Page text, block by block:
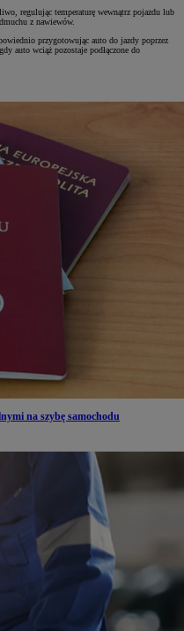
regulując temperaturę wewnątrz pojazdu lub
z nawiewów.
przygotowując auto do jazdy poprzez
auto wciąż pozostaje podłączone do
na szybę samochodu